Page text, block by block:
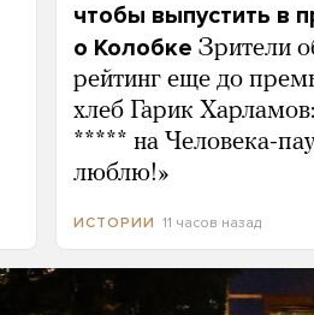
чтобы выпустить в
о Колобке Зрители
рейтинг еще до
хлеб Гарик
***** на Человека-
люблю!»
ИСТОРИИ 11 часов назад